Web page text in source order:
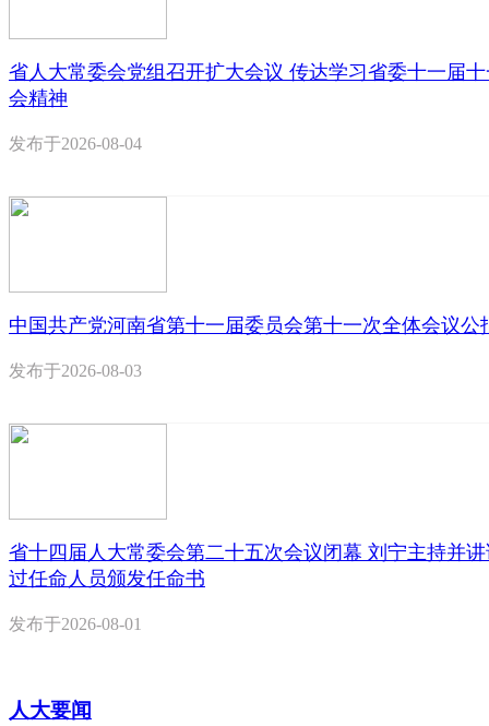
省人大常委会党组召开扩大会议 传达学习省委十一届
会精神
发布于2026-08-04
中国共产党河南省第十一届委员会第十一次全体会议公
发布于2026-08-03
省十四届人大常委会第二十五次会议闭幕 刘宁主持并
过任命人员颁发任命书
发布于2026-08-01
人大要闻